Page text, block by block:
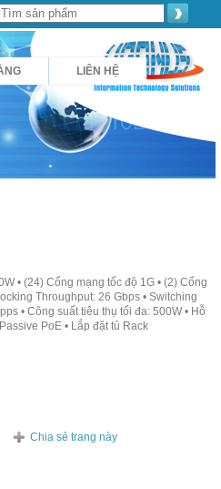
• (24) Cổng mạng tốc độ 1G • (2) Cổng
Throughput: 26 Gbps • Switching
• Công suất tiêu thụ tối đa: 500W • Hỗ
PoE • Lắp đặt tủ Rack
Chia sẻ trang này
LIÊN HỆ
hàng